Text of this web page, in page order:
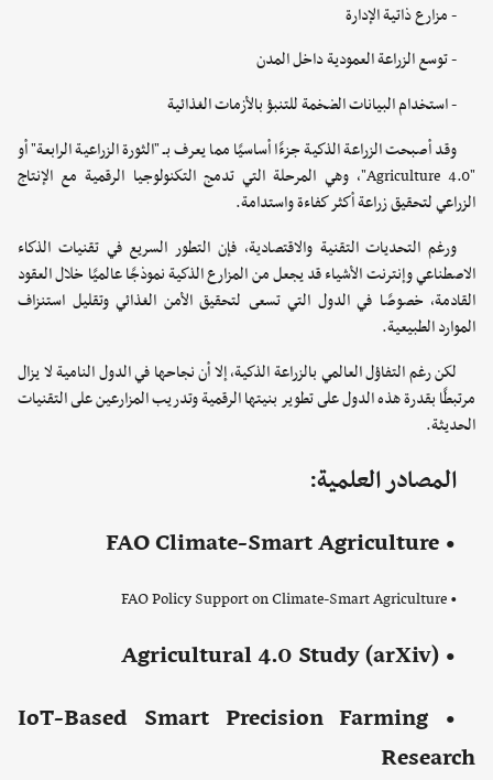
- مزارع ذاتية الإدارة
- توسع الزراعة العمودية داخل المدن
- استخدام البيانات الضخمة للتنبؤ بالأزمات الغذائية
وقد أصبحت الزراعة الذكية جزءًا أساسيًا مما يعرف بـ "الثورة الزراعية الرابعة" أو
"Agriculture 4.0"، وهي المرحلة التي تدمج التكنولوجيا الرقمية مع الإنتاج
الزراعي لتحقيق زراعة أكثر كفاءة واستدامة.
ورغم التحديات التقنية والاقتصادية، فإن التطور السريع في تقنيات الذكاء
الاصطناعي وإنترنت الأشياء قد يجعل من المزارع الذكية نموذجًا عالميًا خلال العقود
القادمة، خصوصًا في الدول التي تسعى لتحقيق الأمن الغذائي وتقليل استنزاف
الموارد الطبيعية.
لكن رغم التفاؤل العالمي بالزراعة الذكية، إلا أن نجاحها في الدول النامية لا يزال
مرتبطًا بقدرة هذه الدول على تطوير بنيتها الرقمية وتدريب المزارعين على التقنيات
الحديثة.
المصادر العلمية:
• FAO Climate-Smart Agriculture
• FAO Policy Support on Climate-Smart Agriculture
• Agricultural 4.0 Study (arXiv)
• IoT-Based Smart Precision Farming
Research